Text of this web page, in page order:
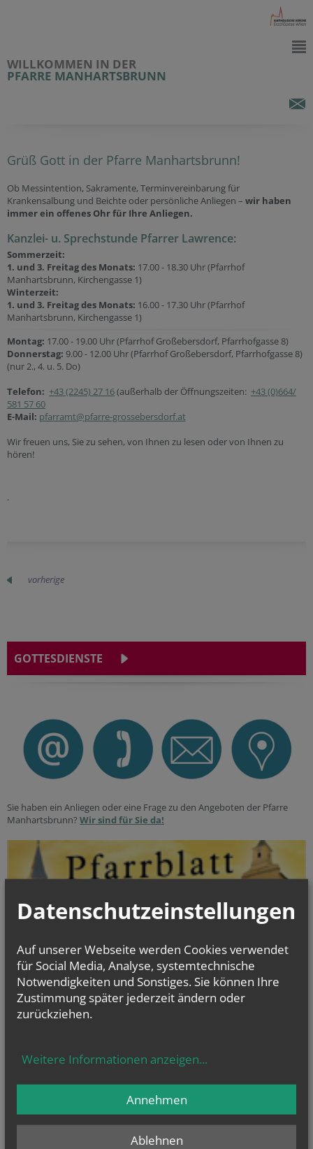
WILLKOMMEN IN DER
PFARRE MANHARTSBRUNN
Grüß Gott in der Pfarre Manhartsbrunn!
Ob Messintention, Sakramente, Terminvereinbarung für
Krankensalbung und Beichte oder persönliche Anliegen – wir haben
immer ein offenes Ohr für Ihre Anliegen.
Kanzlei- u. Sprechstunde Pfarrer Lawrence:
Sommerzeit:
1. und 3. Freitag des Monats: 17.00 - 18.30 Uhr (Pfarrhof
Manhartsbrunn, Kirchengasse 1)
Winterzeit:
1. und 3. Freitag des Monats: 16.00 - 17.30 Uhr (Pfarrhof
Manhartsbrunn, Kirchengasse 1)
Montag: 17.00 - 19.00 Uhr (Pfarrhof Großebersdorf, Pfarrhofgasse 8)
Donnerstag: 9.00 - 12.00 Uhr (Pfarrhof Großebersdorf, Pfarrhofgasse 8)
(nur 2., 4. u. 5. Do)
Telefon: +43 (2245) 27 16(außerhalb der Öffnungszeiten: +43 (0)664/
581 57 60
E-Mail: pfarramt@pfarre-grossebersdorf.at
Wir freuen uns, Sie zu sehen, von Ihnen zu lesen oder von Ihnen zu
hören!
.
vorherige
GOTTESDIENSTE
Sie haben ein Anliegen oder eine Frage zu den Angeboten der Pfarre
Manhartsbrunn? Wir sind für Sie da!
Datenschutzeinstellungen
Auf unserer Webseite werden Cookies verwendet
für Social Media, Analyse, systemtechnische
Notwendigkeiten und Sonstiges. Sie können Ihre
Zustimmung später jederzeit ändern oder
zurückziehen.
Weitere Informationen anzeigen...
Ablehnen
Annehmen